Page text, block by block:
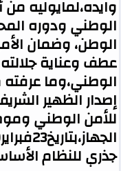
وايده،لمايوليه
الوطني ودوره
الوطن، وضمان
عطف وعناية
الوطني،وما
إصدار الظهير
للأمن الوطني
جذري للنظام